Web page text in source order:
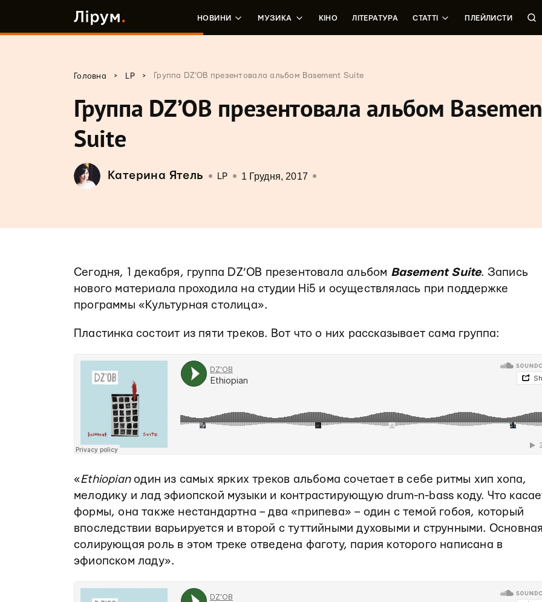
НОВИНИ МУЗИКА КІНО ЛІТЕРАТУРА СТАТТІ ПЛЕЙЛИСТИ
Головна > LP > Группа DZ’OB презентовала альбом Basement Suite
Группа DZ’OB презентовала альбом
Suite
Катерина Ятель LP 1 Грудня, 2017
Сегодня, 1 декабря, группа DZ’OB презентовала альбом Basement Suite. Запись
нового материала проходила на студии Hi5 и осуществлялась при поддержке
программы «Культурная столица».
Пластинка состоит из пяти треков. Вот что о них рассказывает сама группа:
«Ethiopianодин из самых ярких треков альбома сочетает в себе ритмы хип хопа,
мелодику и лад эфиопской музыки и контрастирующую drum-n-bass коду. Что
формы, она также нестандартна – два «припева» – один с темой гобоя, который
впоследствии варьируется и второй с туттийными духовыми и струнными.
солирующая роль в этом треке отведена фаготу, пария которого написана в
эфиопском ладу».